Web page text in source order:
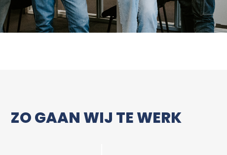
ZO GAAN WIJ TE WERK